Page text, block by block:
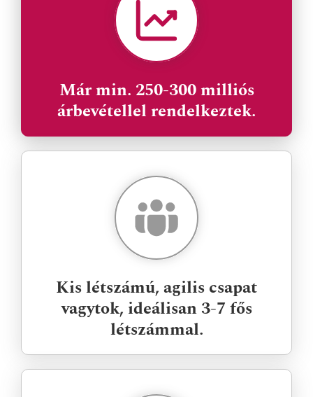
Már min. 250-300 milliós
árbevétellel rendelkeztek.
Kis létszámú, agilis csapat
vagytok, ideálisan 3-7 fős
létszámmal.